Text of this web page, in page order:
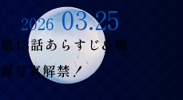
2026 03.25
第13話あらすじ&場
面写真解禁！